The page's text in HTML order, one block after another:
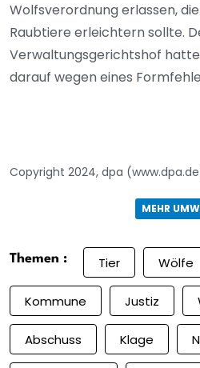
Wolfsverordnung erlassen,
Raubtiere erleichtern sollte.
Verwaltungsgerichtshof
darauf wegen eines
Copyright 2024, dpa
MEHR
Themen : Tier Wölfe
Kommune Justiz
Abschuss Klage